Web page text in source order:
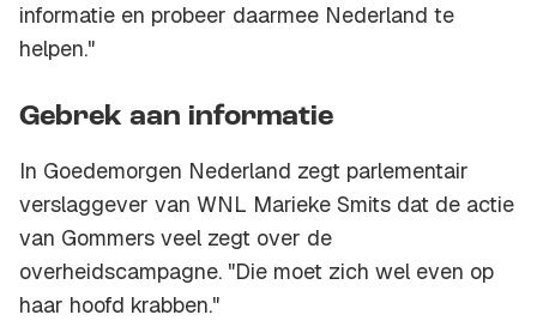
informatie en probeer daarmee Nederland te
helpen."
Gebrek aan informatie
In Goedemorgen Nederland zegt parlementair
verslaggever van WNL Marieke Smits dat de actie
van Gommers veel zegt over de
overheidscampagne. "Die moet zich wel even op
haar hoofd krabben."